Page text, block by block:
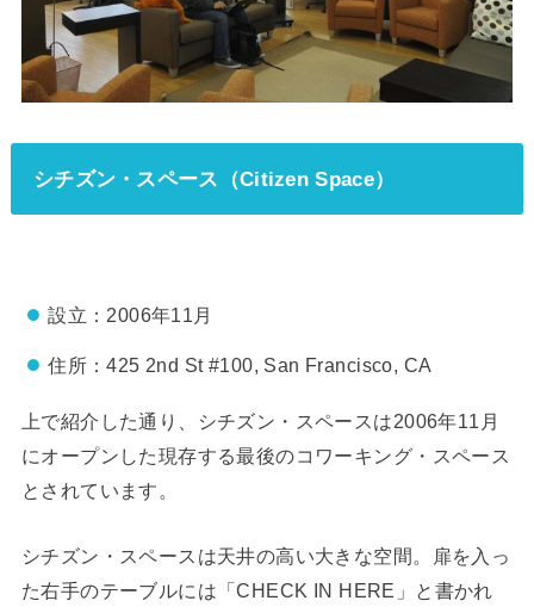
シチズン・スペース（Citizen Space）
設立：2006年11月
住所：425 2nd St #100, San Francisco, CA
上で紹介した通り、シチズン・スペースは2006年11月
にオープンした現存する最後のコワーキング・スペース
とされています。
シチズン・スペースは天井の高い大きな空間。扉を入っ
た右手のテーブルには「CHECK IN HERE」と書かれ